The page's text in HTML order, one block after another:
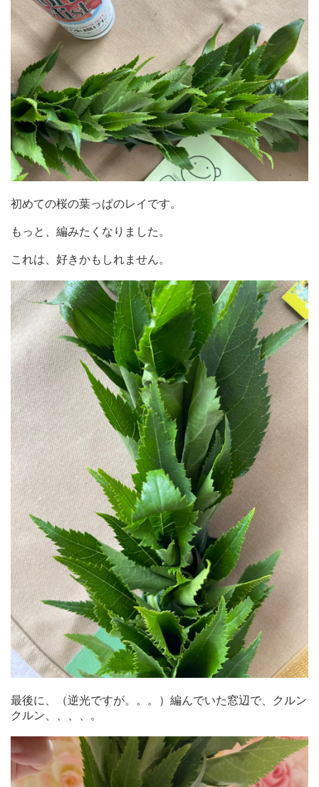
初めての桜の葉っぱのレイです。
もっと、編みたくなりました。
これは、好きかもしれません。
最後に、（逆光ですが。。。）編んでいた窓辺で、クルン
クルン、、、、。